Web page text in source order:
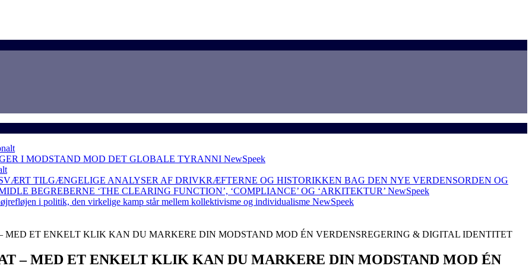
I MODSTAND MOD DET GLOBALE TYRANNI NewSpeek
TILGÆNGELIGE ANALYSER AF DRIVKRÆFTERNE OG HISTORIKKEN BAG DEN NYE VERDENSORDEN OG
BEGREBERNE ‘THE CLEARING FUNCTION’, ‘COMPLIANCE’ OG ‘ARKITEKTUR’ NewSpeek
i politik, den virkelige kamp står mellem kollektivisme og individualisme NewSpeek
MED ET ENKELT KLIK KAN DU MARKERE DIN MODSTAND MOD ÉN VERDENSREGERING & DIGITAL IDENTITET
– MED ET ENKELT KLIK KAN DU MARKERE DIN MODSTAND MOD ÉN